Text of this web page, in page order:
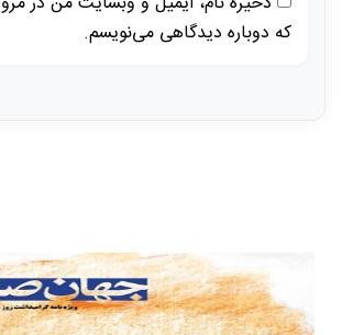
که دوباره دیدگاهی می‌نویسم.